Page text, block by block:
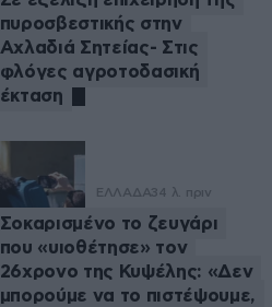
πυροσβεστικής στην
Αχλαδιά Σητείας- Στις
φλόγες αγροτοδασική
έκταση
ΕΛΛΑΔΑ34 λ. πριν
Σοκαρισμένο το ζευγάρι
που «υιοθέτησε» τον
26χρονο της Κυψέλης: «Δεν
μπορούμε να το πιστέψουμε,